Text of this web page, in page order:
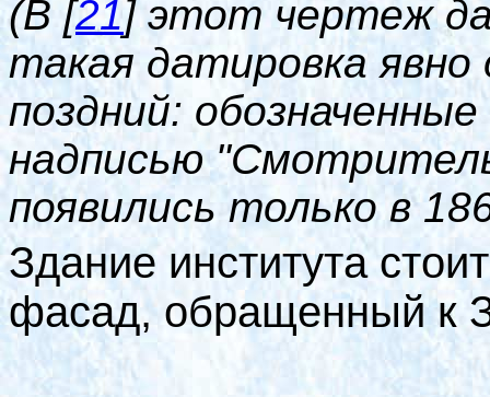
(В [21]этот чертеж
такая датировка
поздний:
надписью
появились только в
Здание института
фасад, обращенный к